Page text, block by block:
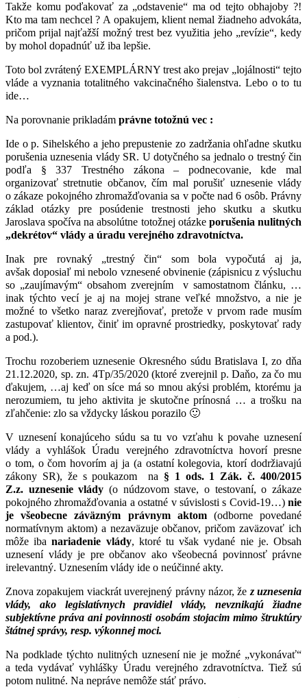
Takže komu poďakovať za „odstavenie“ ma od tejto obhajoby ?!
Kto ma tam nechcel ? A opakujem, klient nemal žiadneho advokáta,
pričom prijal najťažší možný trest bez využitia jeho „revízie“, kedy
by mohol dopadnúť už iba lepšie.
Toto bol zvrátený EXEMPLÁRNY trest ako prejav „lojálnosti“ tejto
vláde a vyznania totalitného vakcinačného šialenstva. Lebo o to tu
ide…
Na porovnanie prikladám právne totožnú vec :
Ide o p. Sihelského a jeho prepustenie zo zadržania ohľadne skutku
porušenia uznesenia vlády SR. U dotyčného sa jednalo o trestný čin
podľa § 337 Trestného zákona – podnecovanie, kde mal
organizovať stretnutie občanov, čím mal porušiť uznesenie vlády
o zákaze pokojného zhromažďovania sa v počte nad 6 osôb. Právny
základ otázky pre posúdenie trestnosti jeho skutku a skutku
Jaroslava spočíva na absolútne totožnej otázke porušenia nulitných
„dekrétov“ vlády a úradu verejného zdravotníctva.
Inak pre rovnaký „trestný čin“ som bola vypočutá aj ja,
avšak doposiaľ mi nebolo vznesené obvinenie (zápisnicu z výsluchu
so „zaujímavým“ obsahom zverejním v samostatnom článku, …
inak týchto vecí je aj na mojej strane veľké množstvo, a nie je
možné to všetko naraz zverejňovať, pretože v prvom rade musím
zastupovať klientov, činiť im opravné prostriedky, poskytovať rady
a pod.).
Trochu rozoberiem uznesenie Okresného súdu Bratislava I, zo dňa
21.12.2020, sp. zn. 4Tp/35/2020 (ktoré zverejnil p. Daňo, za čo mu
ďakujem, …aj keď on síce má so mnou akýsi problém, ktorému ja
nerozumiem, tu jeho aktivita je skutočne prínosná … a trošku na
zľahčenie: zlo sa vždycky láskou porazilo 🙂
V uznesení konajúceho súdu sa tu vo vzťahu k povahe uznesení
vlády a vyhlášok Úradu verejného zdravotníctva hovorí presne
o tom, o čom hovorím aj ja (a ostatní kolegovia, ktorí dodržiavajú
zákony SR), že s poukazom na § 1 ods. 1 Zák. č. 400/2015
Z.z. uznesenie vlády (o núdzovom stave, o testovaní, o zákaze
pokojného zhromažďovania a ostatné v súvislosti s Covid-19…) nie
je všeobecne záväzným právnym aktom(odborne povedané
normatívnym aktom) a nezaväzuje občanov, pričom zaväzovať ich
môže ibanariadenie vlády, ktoré tu však vydané nie je. Obsah
uznesení vlády je pre občanov ako všeobecná povinnosť právne
irelevantný. Uznesením vlády ide o neúčinné akty.
Znova zopakujem viackrát uverejnený právny názor, že z uznesenia
vlády, ako legislatívnych pravidiel vlády, nevznikajú žiadne
subjektívne práva ani povinnosti osobám stojacim mimo štruktúry
štátnej správy, resp. výkonnej moci.
Na podklade týchto nulitných uznesení nie je možné „vykonávať“
a teda vydávať vyhlášky Úradu verejného zdravotníctva. Tiež sú
potom nulitné. Na nepráve nemôže stáť právo.